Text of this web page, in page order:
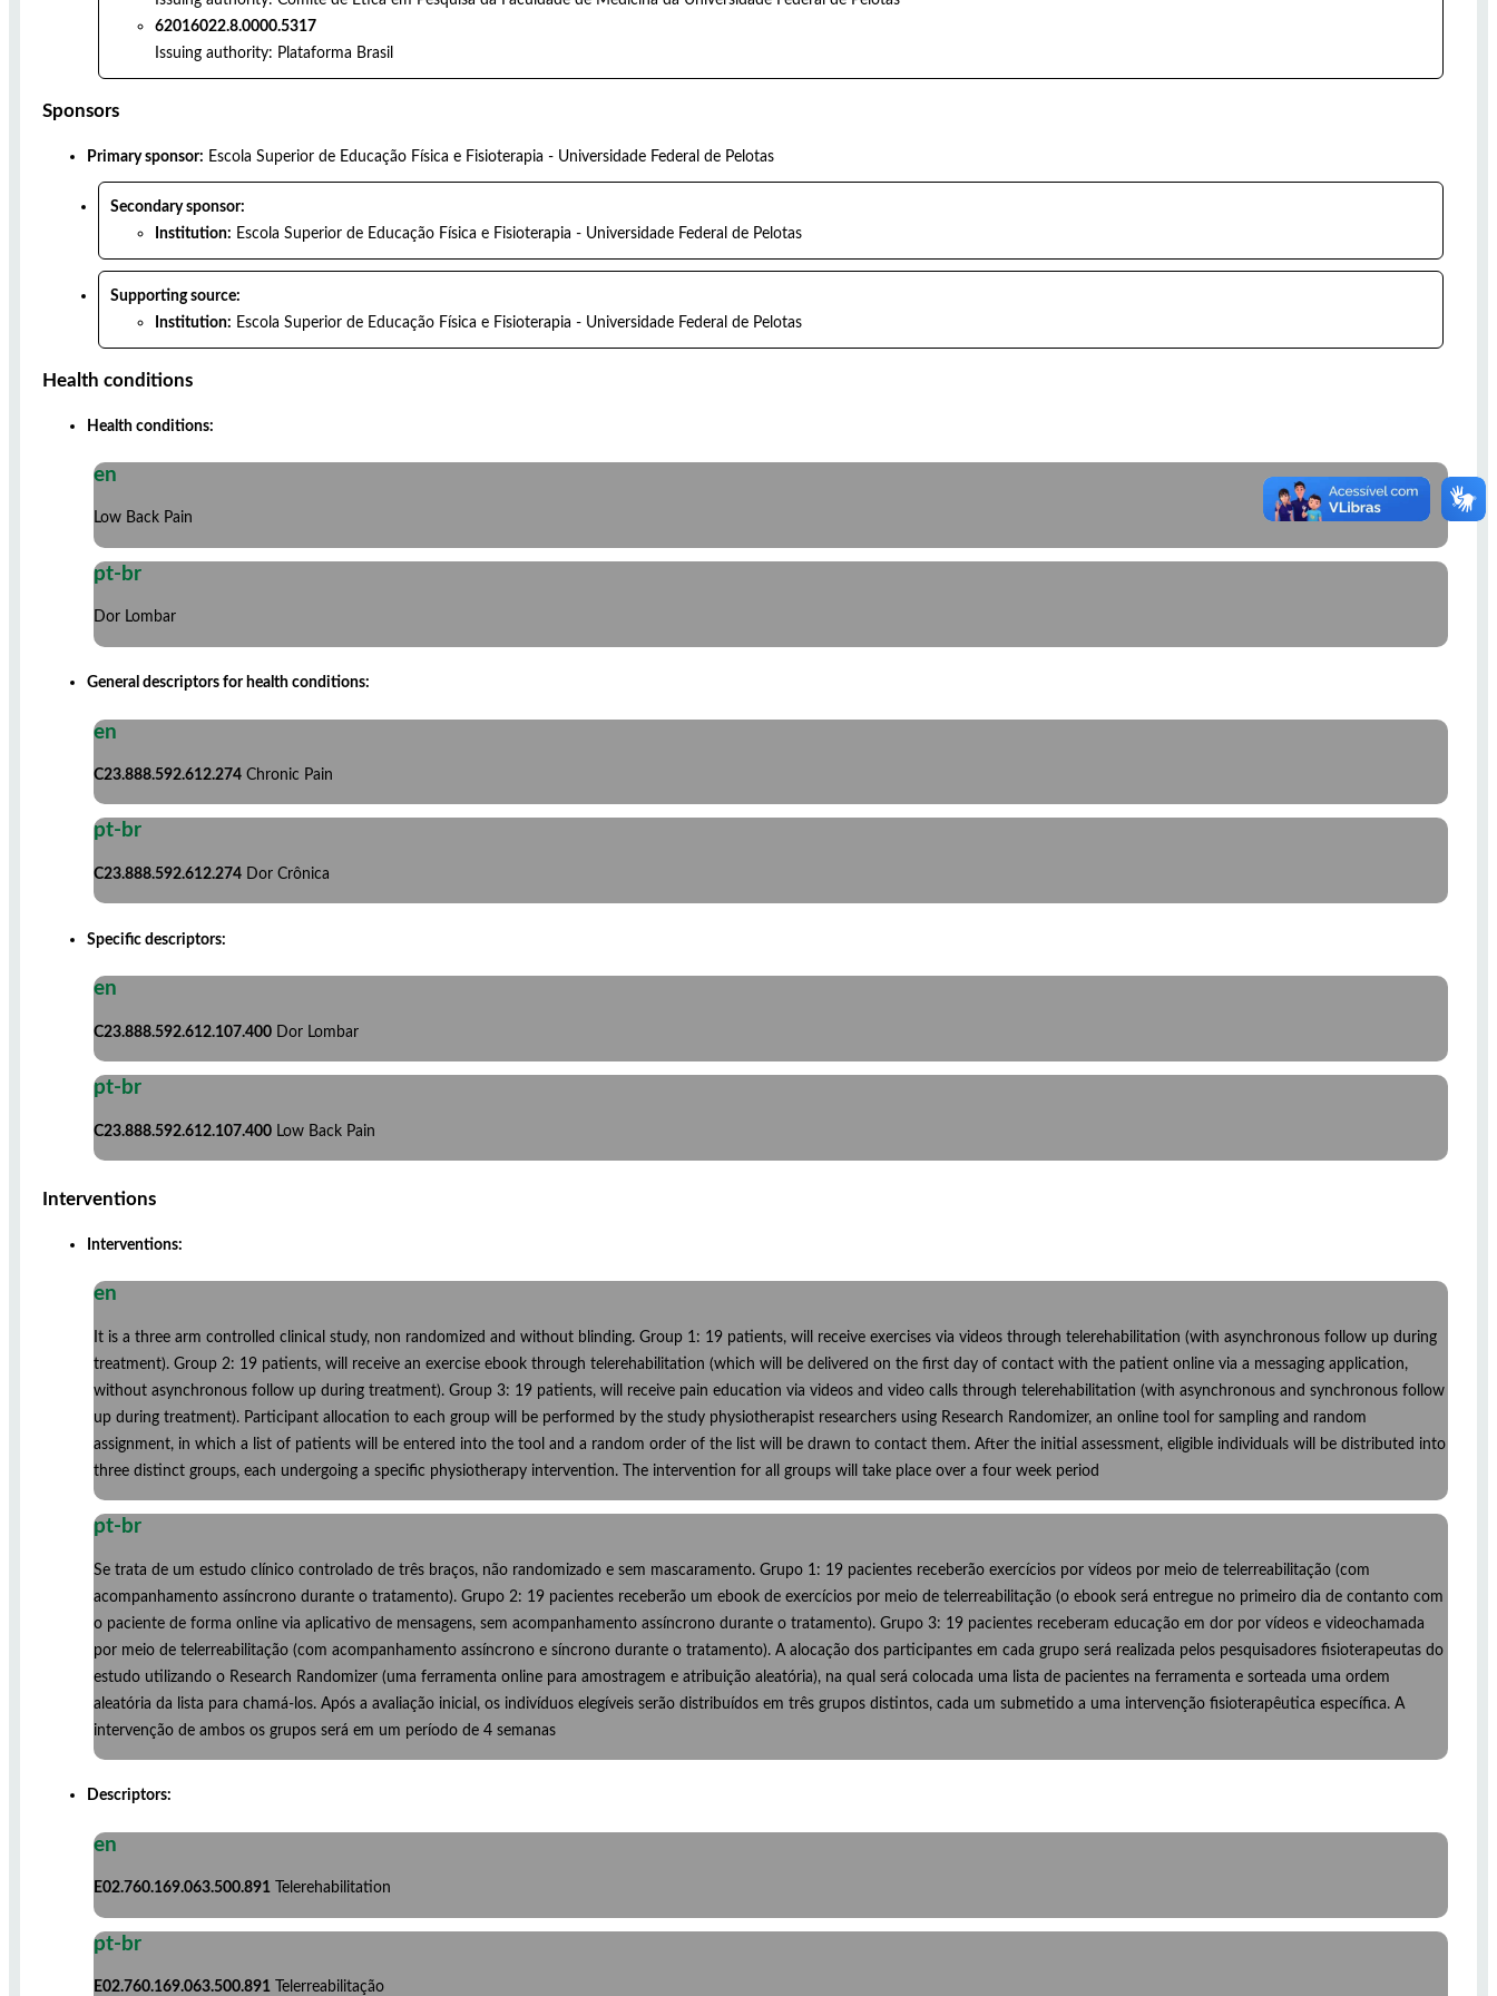
62016022.8.0000.5317
Issuing authority: Plataforma Brasil
Sponsors
Primary sponsor: Escola Superior de Educação Física e Fisioterapia - Universidade Federal de Pelotas
Secondary sponsor:
Institution: Escola Superior de Educação Física e Fisioterapia - Universidade Federal de Pelotas
Supporting source:
Institution: Escola Superior de Educação Física e Fisioterapia - Universidade Federal de Pelotas
Health conditions
Health conditions:
en
Low Back Pain
pt-br
Dor Lombar
General descriptors for health conditions:
en
C23.888.592.612.274 Chronic Pain
pt-br
C23.888.592.612.274 Dor Crônica
Specific descriptors:
en
C23.888.592.612.107.400 Dor Lombar
pt-br
C23.888.592.612.107.400 Low Back Pain
Interventions
Interventions:
en
It is a three arm controlled clinical study, non randomized and without blinding. Group 1: 19 patients, will receive exercises via videos through telerehabilitation (with asynchronous follow up during
treatment). Group 2: 19 patients, will receive an exercise ebook through telerehabilitation (which will be delivered on the first day of contact with the patient online via a messaging application,
without asynchronous follow up during treatment). Group 3: 19 patients, will receive pain education via videos and video calls through telerehabilitation (with asynchronous and synchronous follow
up during treatment). Participant allocation to each group will be performed by the study physiotherapist researchers using Research Randomizer, an online tool for sampling and random
assignment, in which a list of patients will be entered into the tool and a random order of the list will be drawn to contact them. After the initial assessment, eligible individuals will be distributed into
three distinct groups, each undergoing a specific physiotherapy intervention. The intervention for all groups will take place over a four week period
pt-br
Se trata de um estudo clínico controlado de três braços, não randomizado e sem mascaramento. Grupo 1: 19 pacientes receberão exercícios por vídeos por meio de telerreabilitação (com
acompanhamento assíncrono durante o tratamento). Grupo 2: 19 pacientes receberão um ebook de exercícios por meio de telerreabilitação (o ebook será entregue no primeiro dia de contanto com
o paciente de forma online via aplicativo de mensagens, sem acompanhamento assíncrono durante o tratamento). Grupo 3: 19 pacientes receberam educação em dor por vídeos e videochamada
por meio de telerreabilitação (com acompanhamento assíncrono e síncrono durante o tratamento). A alocação dos participantes em cada grupo será realizada pelos pesquisadores fisioterapeutas do
estudo utilizando o Research Randomizer (uma ferramenta online para amostragem e atribuição aleatória), na qual será colocada uma lista de pacientes na ferramenta e sorteada uma ordem
aleatória da lista para chamá-los. Após a avaliação inicial, os indivíduos elegíveis serão distribuídos em três grupos distintos, cada um submetido a uma intervenção fisioterapêutica específica. A
intervenção de ambos os grupos será em um período de 4 semanas
Descriptors:
en
E02.760.169.063.500.891 Telerehabilitation
pt-br
E02.760.169.063.500.891 Telerreabilitação